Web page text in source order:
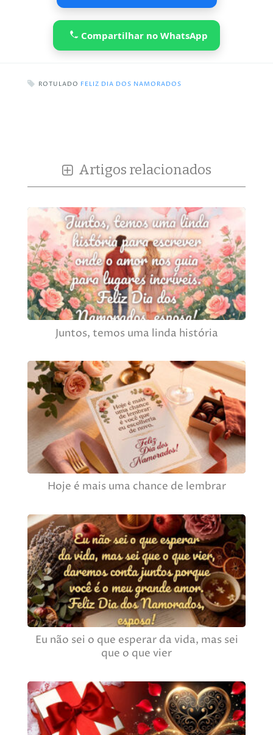
Compartilhar no WhatsApp
ROTULADO FELIZ DIA DOS NAMORADOS
Artigos relacionados
Juntos, temos uma linda história
Hoje é mais uma chance de lembrar
Eu não sei o que esperar da vida, mas sei
que o que vier